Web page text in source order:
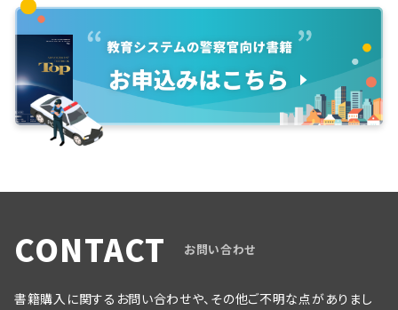
CONTACT お問い合わせ
書籍購入に関するお問い合わせや、その他ご不明な点がありまし